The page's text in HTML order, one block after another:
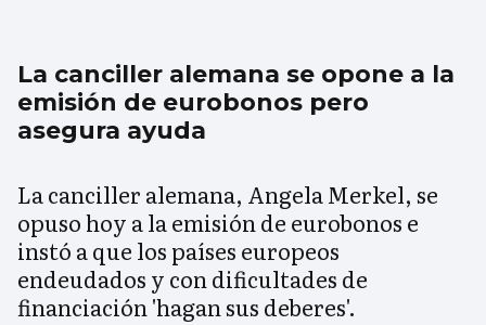
La canciller alemana se opone a la
emisión de eurobonos pero
asegura ayuda
La canciller alemana, Angela Merkel, se
opuso hoy a la emisión de eurobonos e
instó a que los países europeos
endeudados y con dificultades de
financiación 'hagan sus deberes'.